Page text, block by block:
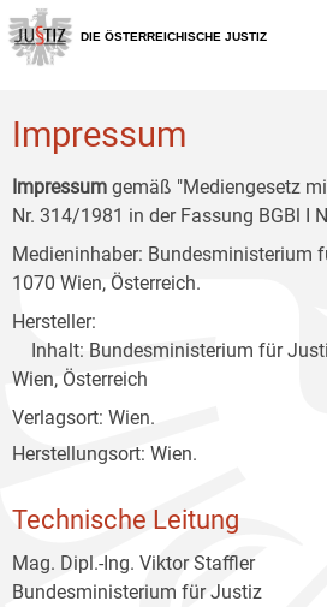
Zur
Hauptnavigation
[1]
Zum
Inhalt
[2]
Zum
Untermenü
[3]
DIE ÖSTERREICHISCHE JUSTIZ
Impressum
Impressum gemäß "Mediengesetz
Nr. 314/1981 in der Fassung BGBl I
Medieninhaber: Bundesministerium
1070 Wien, Österreich.
Hersteller:
Inhalt: Bundesministerium für
Wien, Österreich
Verlagsort: Wien.
Herstellungsort: Wien.
Technische Leitung
Mag. Dipl.-Ing. Viktor Staffler
Bundesministerium für Justiz